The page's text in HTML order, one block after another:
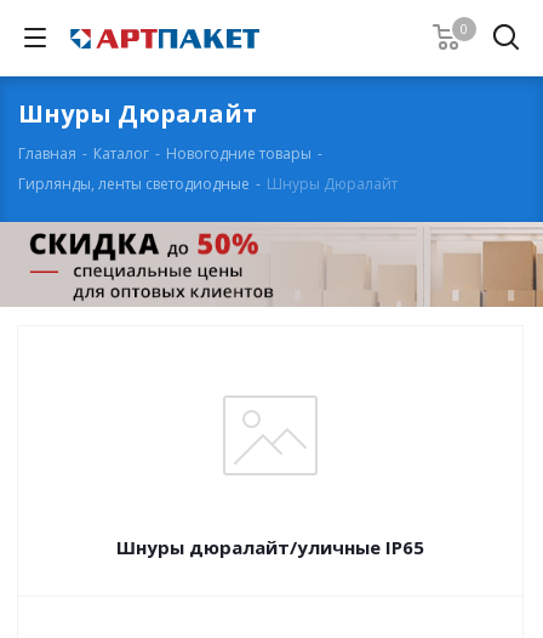
0
Шнуры Дюралайт
Главная - Каталог - Новогодние товары -
Гирлянды, ленты светодиодные - Шнуры Дюралайт
Шнуры дюралайт/уличные IP65